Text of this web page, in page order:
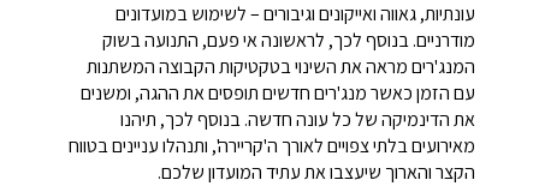
עונתיות, גאווה ואייקונים וגיבורים – לשימוש במועדונים
מודרניים. בנוסף לכך, לראשונה אי פעם, התנועה בשוק
המנג'רים מראה את השינוי בטקטיקות הקבוצה המשתנות
עם הזמן כאשר מנג'רים חדשים תופסים את ההגה, ומשנים
את הדינמיקה של כל עונה חדשה. בנוסף לכך, תיהנו
מאירועים בלתי צפויים לאורך ה'קריירה', ותנהלו עניינים בטווח
הקצר והארוך שיעצבו את עתיד המועדון שלכם.